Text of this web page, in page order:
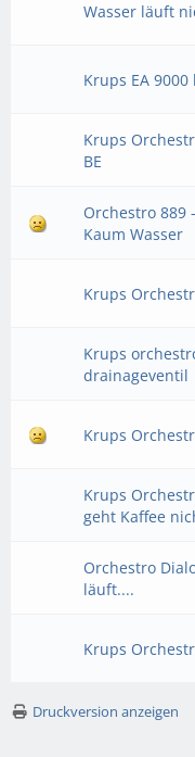
Wasser läuft
Krups EA
Krups
BE
Orchestro 889
Kaum Wasser
Krups
Krups
drainageventil
Krups
Krups
geht Kaffee
Orchestro
läuft....
Krups
Druckversion anzeigen